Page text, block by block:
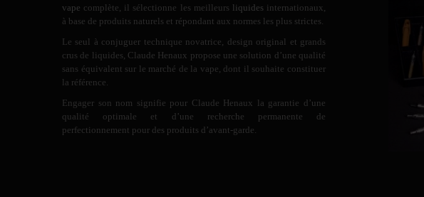
vape complète, il sélectionne les meilleurs liquidesinternationaux,
à base de produits naturels et répondant aux normes les plus strictes.
Le seul à conjuguer technique novatrice, design original et grands
crus de liquides, Claude Henaux propose une solution d’une qualité
sans équivalent sur le marché de la vape, dont il souhaite constituer
la référence.
Engager son nom signifie pour Claude Henaux la garantie d’une
qualité optimale et d’une recherche permanente de
perfectionnement pour des produits d’avant-garde.